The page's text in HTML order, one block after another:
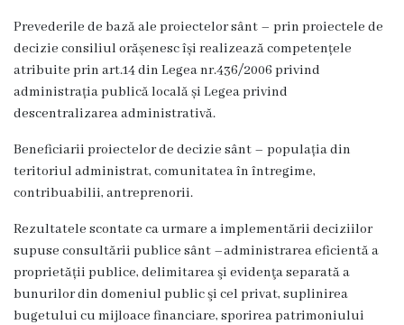
-
Locative”
or.Rezina.
Î.M
,,
Piața
comercială
a
orașului
Prevederile de bază ale proiectelor sânt – prin proiectele de
decizie consiliul orășenesc își realizează competențele
atribuite prin art.14 din Legea nr.436/2006 privind
administrația publică locală și Legea privind
descentralizarea administrativă.
Beneficiarii proiectelor de decizie sânt – populația din
teritoriul administrat, comunitatea în întregime,
contribuabilii, antreprenorii.
Rezultatele scontate ca urmare a implementării deciziilor
supuse consultării publice sânt –administrarea eficientă a
proprietății publice, delimitarea şi evidenţa separată a
bunurilor din domeniul public şi cel privat, suplinirea
bugetului cu mijloace financiare, sporirea patrimoniului